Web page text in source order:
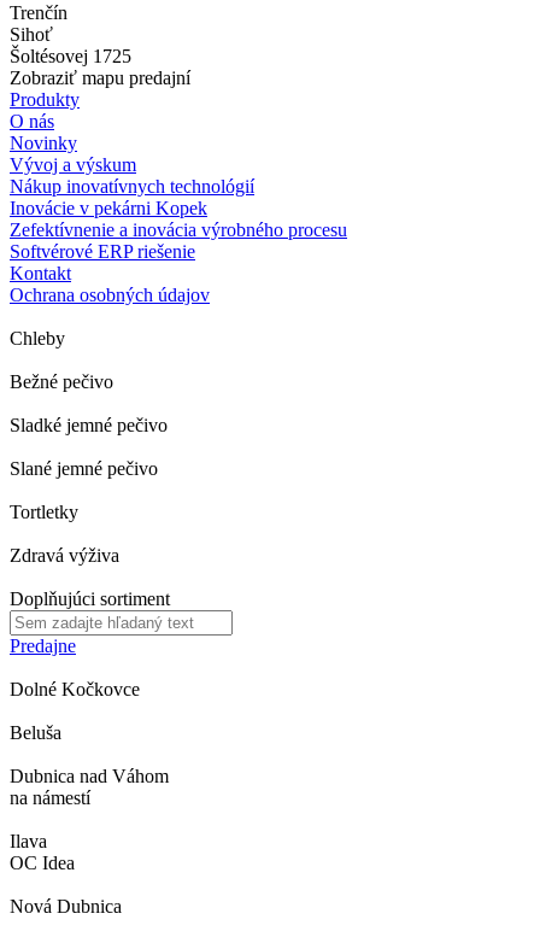
Trenčín
Sihoť
Šoltésovej 1725
Zobraziť mapu predajní
Produkty
O nás
Novinky
Vývoj a výskum
Nákup inovatívnych technológií
Inovácie v pekárni Kopek
Zefektívnenie a inovácia výrobného procesu
Softvérové ERP riešenie
Kontakt
Ochrana osobných údajov
Chleby
Bežné pečivo
Sladké jemné pečivo
Slané jemné pečivo
Tortletky
Zdravá výživa
Doplňujúci sortiment
Predajne
Dolné Kočkovce
Beluša
Dubnica nad Váhom
na námestí
Ilava
OC Idea
Nová Dubnica